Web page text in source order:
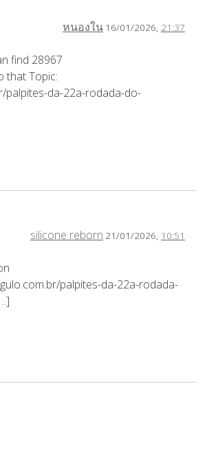
หนองใน 16/01/2026, 21:37
find 28967
that Topic:
palpites-da-22a-rodada-do-
silicone reborn 21/01/2026, 10:51
palpites-da-22a-rodada-